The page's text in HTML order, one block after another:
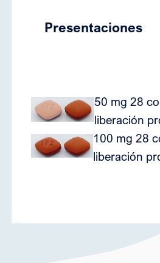
Presentaciones
50 mg 28
liberación
100 mg 28
liberación